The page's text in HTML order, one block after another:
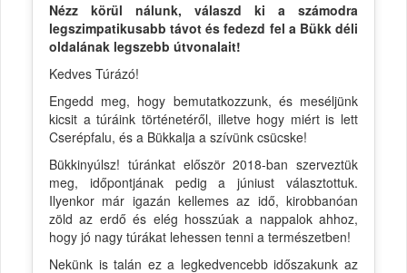
Nézz körül nálunk, válaszd ki a számodra
legszimpatikusabb távot és fedezd fel a Bükk déli
oldalának legszebb útvonalait!
Kedves Túrázó!
Engedd meg, hogy bemutatkozzunk, és meséljünk
kicsit a túráink történetéről, illetve hogy miért is lett
Cserépfalu, és a Bükkalja a szívünk csücske!
Bükkinyúlsz! túránkat először 2018-ban szerveztük
meg, időpontjának pedig a júniust választottuk.
Ilyenkor már igazán kellemes az idő, kirobbanóan
zöld az erdő és elég hosszúak a nappalok ahhoz,
hogy jó nagy túrákat lehessen tenni a természetben!
Nekünk is talán ez a legkedvencebb időszakunk az